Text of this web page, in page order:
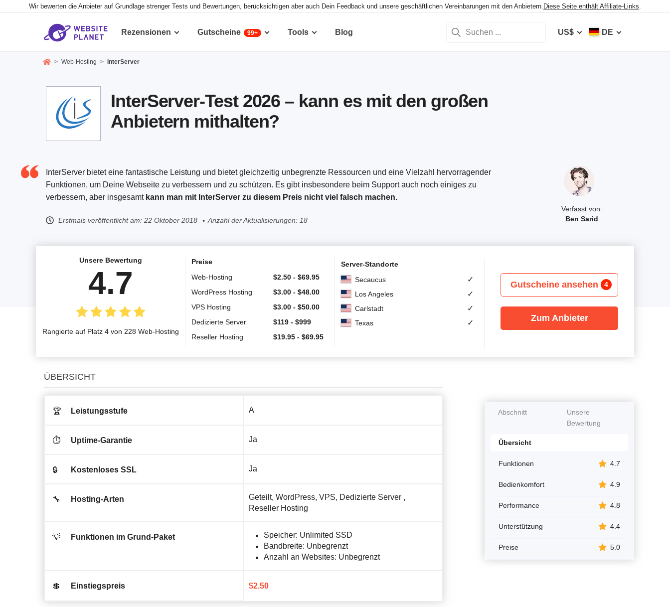
Wir bewerten die Anbieter auf Grundlage strenger Tests und Bewertungen, berücksichtigen aber auch Dein Feedback und unsere geschäftlichen Vereinbarungen mit den Anbietern. Diese Seite enthält Affiliate-Links.
Rezensionen Gutscheine 99+ Tools Blog US$ DE
> Web-Hosting > InterServer
InterServer-Test 2026 – kann es mit den großen
Anbietern mithalten?
Verfasst von:
Ben Sarid
InterServer bietet eine fantastische Leistung und bietet gleichzeitig unbegrenzte Ressourcen und eine Vielzahl hervorragender
Funktionen, um Deine Webseite zu verbessern und zu schützen. Es gibt insbesondere beim Support auch noch einiges zu
verbessern, aber insgesamt kann man mit InterServer zu diesem Preis nicht viel falsch machen.
Erstmals veröffentlicht am: 22 Oktober 2018 Anzahl der Aktualisierungen: 18
Unsere Bewertung
4.7
Rangierte auf Platz 4 von 228 Web-Hosting
Preise
Web-Hosting
$2.50 - $69.95
WordPress Hosting
$3.00 - $48.00
VPS Hosting
$3.00 - $50.00
Dedizierte Server
$119 - $999
Reseller Hosting
$19.95 - $69.95
Server-Standorte
Secaucus
✓
Los Angeles ✓
Carlstadt ✓
Texas ✓
Gutscheine ansehen 4
Zum Anbieter
ÜBERSICHT
🏆 Leistungsstufe A
⏱️ Uptime-Garantie Ja
🔒 Kostenloses SSL Ja
🔧 Hosting-Arten
Geteilt, WordPress, VPS, Dedizierte Server ,
Reseller Hosting
💡 Funktionen im Grund-Paket
Speicher: Unlimited SSD
Bandbreite: Unbegrenzt
Anzahl an Websites: Unbegrenzt
💲 Einstiegspreis $2.50
Abschnitt
Unsere
Bewertung
Übersicht
Funktionen 4.7
Bedienkomfort 4.9
Performance 4.8
Unterstützung 4.4
Preise 5.0